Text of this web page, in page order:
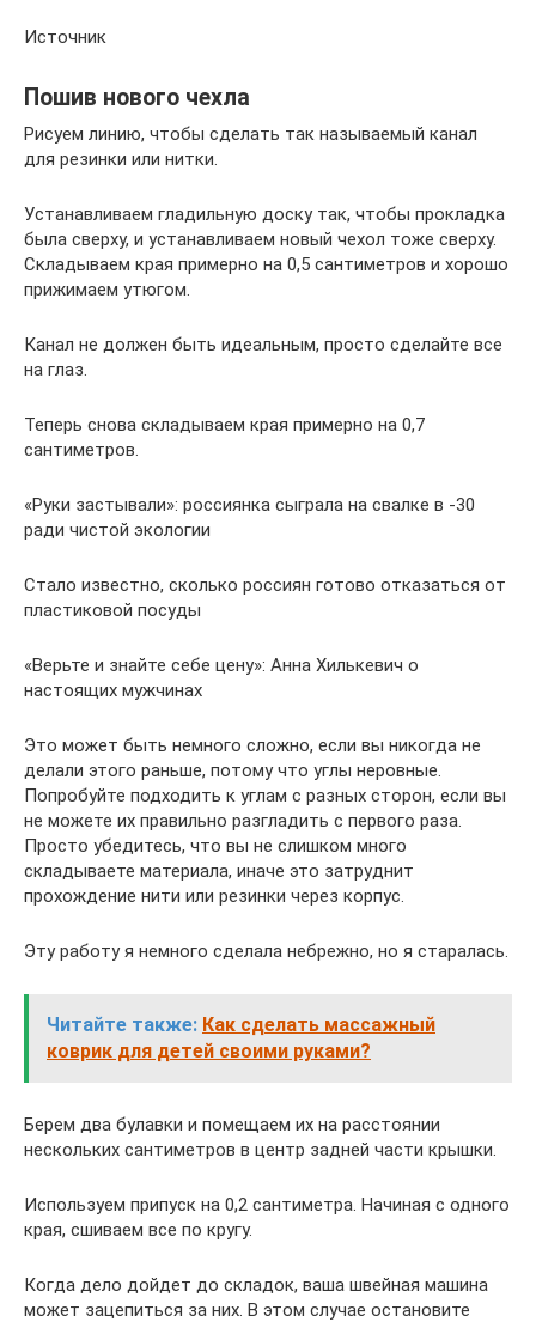
Источник
Пошив нового чехла
Рисуем линию, чтобы сделать так называемый канал
для резинки или нитки.
Устанавливаем гладильную доску так, чтобы прокладка
была сверху, и устанавливаем новый чехол тоже сверху.
Складываем края примерно на 0,5 сантиметров и хорошо
прижимаем утюгом.
Канал не должен быть идеальным, просто сделайте все
на глаз.
Теперь снова складываем края примерно на 0,7
сантиметров.
«Руки застывали»: россиянка сыграла на свалке в -30
ради чистой экологии
Стало известно, сколько россиян готово отказаться от
пластиковой посуды
«Верьте и знайте себе цену»: Анна Хилькевич о
настоящих мужчинах
Это может быть немного сложно, если вы никогда не
делали этого раньше, потому что углы неровные.
Попробуйте подходить к углам с разных сторон, если вы
не можете их правильно разгладить с первого раза.
Просто убедитесь, что вы не слишком много
складываете материала, иначе это затруднит
прохождение нити или резинки через корпус.
Эту работу я немного сделала небрежно, но я старалась.
Читайте также: Как сделать массажный
коврик для детей своими руками?
Берем два булавки и помещаем их на расстоянии
нескольких сантиметров в центр задней части крышки.
Используем припуск на 0,2 сантиметра. Начиная с одного
края, сшиваем все по кругу.
Когда дело дойдет до складок, ваша швейная машина
может зацепиться за них. В этом случае остановите